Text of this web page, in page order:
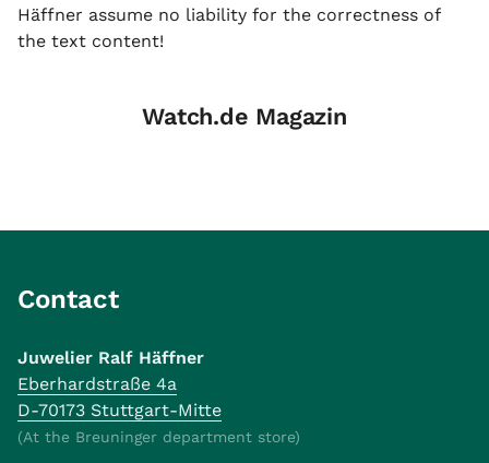
Häffner assume no liability for the correctness of
the text content!
Watch.de Magazin
Contact
Juwelier Ralf Häffner
Eberhardstraße 4a
D-70173 Stuttgart-Mitte
(At the Breuninger department store)